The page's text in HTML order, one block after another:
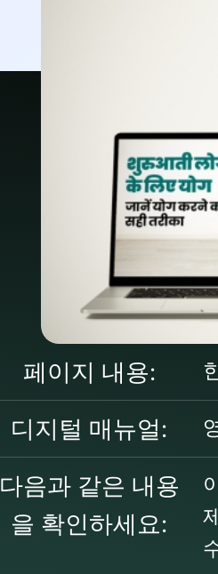
페이지 내용:
디지털 매뉴얼:
다음과 같은 내용
을 확인하세요: